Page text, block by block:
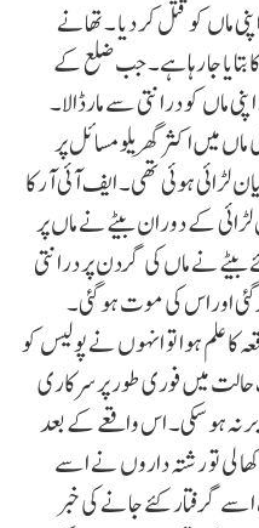
ماں کو قتل کر دیا ۔ تھانے
بتایا جا رہا ہے۔ جب ضلع کے
ماں کو درانتی سے مارڈالا۔
میں اکثر گھریلو مسائل پر
لڑائی ہوئی تھی۔ ایف آئی آر کا
کے دوران بیٹے نے ماں پر
بیٹے نے ماں کی گردن پر درانتی
اوراس کی موت ہو گئی۔
علم ہوا تو انہوں نے پولیس کو
میں فوری طور پر سرکاری
نہ ہو سکی۔ اس واقعے کے بعد
لی تو رشتہ داروں نے اسے
گرفتار کئے جانے کی خبر